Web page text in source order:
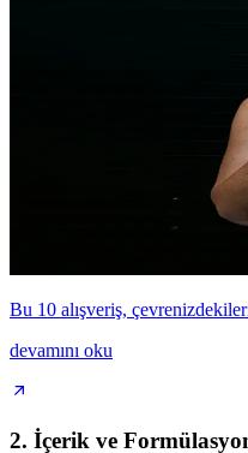
Bu 10 alışveriş,
devamını oku
2. İçerik ve